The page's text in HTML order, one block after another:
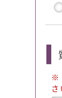
※
さ